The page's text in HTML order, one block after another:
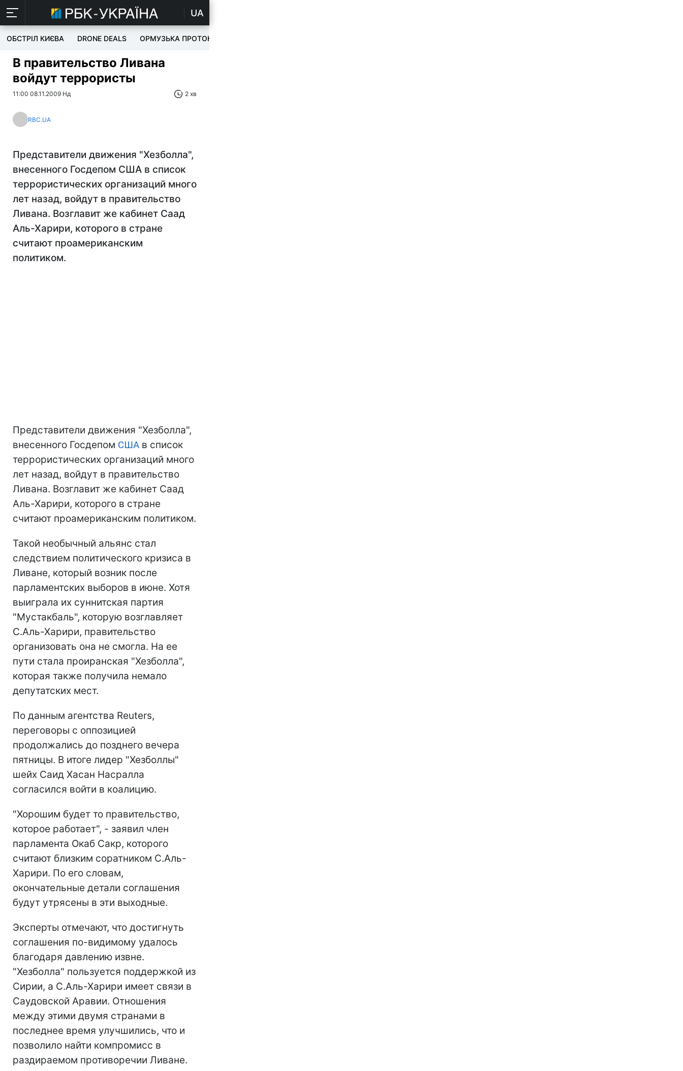
UA
ОБСТРІЛ КИЄВА DRONE DEALS ОРМУЗЬКА ПРОТОКА
В правительство Ливана
войдут террористы
11:00 08.11.2009 Нд 2 хв
RBC.UA
Представители движения "Хезболла",
внесенного Госдепом США в список
террористических организаций много
лет назад, войдут в правительство
Ливана. Возглавит же кабинет Саад
Аль-Харири, которого в стране
считают проамериканским
политиком.
Представители движения "Хезболла",
внесенного Госдепом США в список
террористических организаций много
лет назад, войдут в правительство
Ливана. Возглавит же кабинет Саад
Аль-Харири, которого в стране
считают проамериканским политиком.
Такой необычный альянс стал
следствием политического кризиса в
Ливане, который возник после
парламентских выборов в июне. Хотя
выиграла их суннитская партия
"Мустакбаль", которую возглавляет
С.Аль-Харири, правительство
организовать она не смогла. На ее
пути стала проиранская "Хезболла",
которая также получила немало
депутатских мест.
По данным агентства Reuters,
переговоры с оппозицией
продолжались до позднего вечера
пятницы. В итоге лидер "Хезболлы"
шейх Саид Хасан Насралла
согласился войти в коалицию.
"Хорошим будет то правительство,
которое работает", - заявил член
парламента Окаб Сакр, которого
считают близким соратником С.Аль-
Харири. По его словам,
окончательные детали соглашения
будут утрясены в эти выходные.
Эксперты отмечают, что достигнуть
соглашения по-видимому удалось
благодаря давлению извне.
"Хезболла" пользуется поддержкой из
Сирии, а С.Аль-Харири имеет связи в
Саудовской Аравии. Отношения
между этими двумя странами в
последнее время улучшились, что и
позволило найти компромисс в
раздираемом противоречии Ливане.